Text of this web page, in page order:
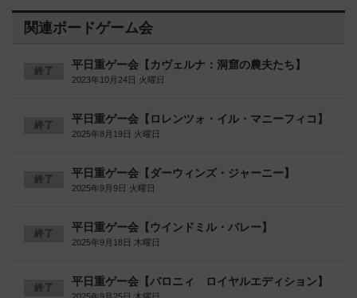
関連ボードゲーム会
終了 平日重ゲー会【カヴェルナ：洞窟の農夫たち】
2023年10月24日 火曜日
終了 平日重ゲー会【ロレンツォ・イル・マニーフィコ】
2025年8月19日 火曜日
終了 平日重ゲー会【ダーウィンズ・ジャーニー】
2025年9月9日 火曜日
終了 平日重ゲー会【ウインドミル・バレー】
2025年9月18日 木曜日
終了 平日重ゲー会【バロニィ ロイヤルエディション】